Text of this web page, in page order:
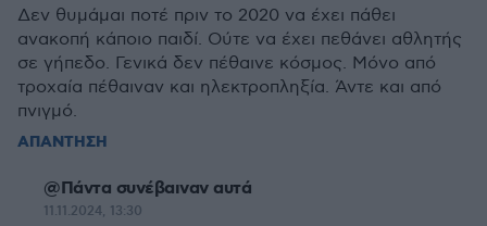
Δεν θυμάμαι ποτέ πριν το 2020 να έχει πάθει
ανακοπή κάποιο παιδί. Ούτε να έχει πεθάνει αθλητής
σε γήπεδο. Γενικά δεν πέθαινε κόσμος. Μόνο από
τροχαία πέθαιναν και ηλεκτροπληξία. Άντε και από
πνιγμό.
ΑΠΑΝΤΗΣΗ
@Πάντα συνέβαιναν αυτά
11.11.2024, 13:30